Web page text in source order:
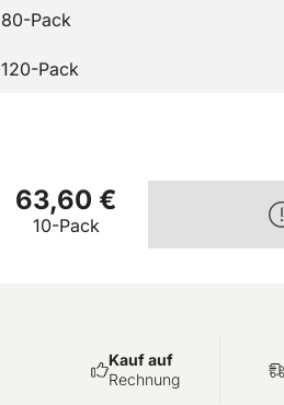
80-Pack
120-Pack
63,60 €
10-Pack
Kauf auf
Rechnung